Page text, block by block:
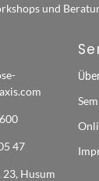
und
47
Husum